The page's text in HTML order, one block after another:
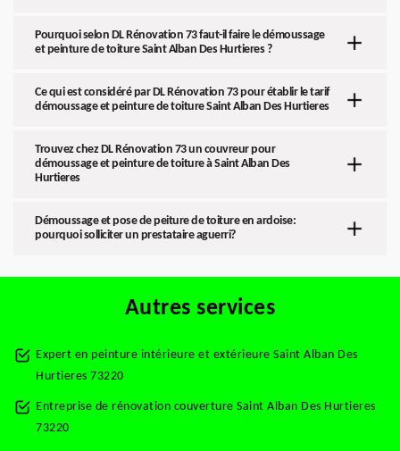
Pourquoi selon DL Rénovation 73 faut-il faire le démoussage
et peinture de toiture Saint Alban Des Hurtieres ?
Ce qui est considéré par DL Rénovation 73 pour établir le tarif
démoussage et peinture de toiture Saint Alban Des Hurtieres
Trouvez chez DL Rénovation 73 un couvreur pour
démoussage et peinture de toiture à Saint Alban Des
Hurtieres
Démoussage et pose de peiture de toiture en ardoise:
pourquoi solliciter un prestataire aguerri?
Autres services
Expert en peinture intérieure et extérieure Saint Alban Des
Hurtieres 73220
Entreprise de rénovation couverture Saint Alban Des Hurtieres
73220